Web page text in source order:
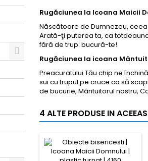
Toggle
Rugăciunea la Icoana Maicii
Născătoare de Dumnezeu,
Arată-ţi puterea ta, ca
fără de trup: bucură-te!
Rugăciunea la icoana
Preacuratului Tău chip ne
sui cu trupul pe cruce ca să
de bucurie, Mântuitorul nostru,
4 ALTE PRODUSE IN